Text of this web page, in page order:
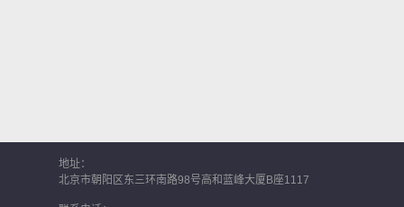
地址：
北京市朝阳区东三环南路98号高和蓝峰大厦B座1117